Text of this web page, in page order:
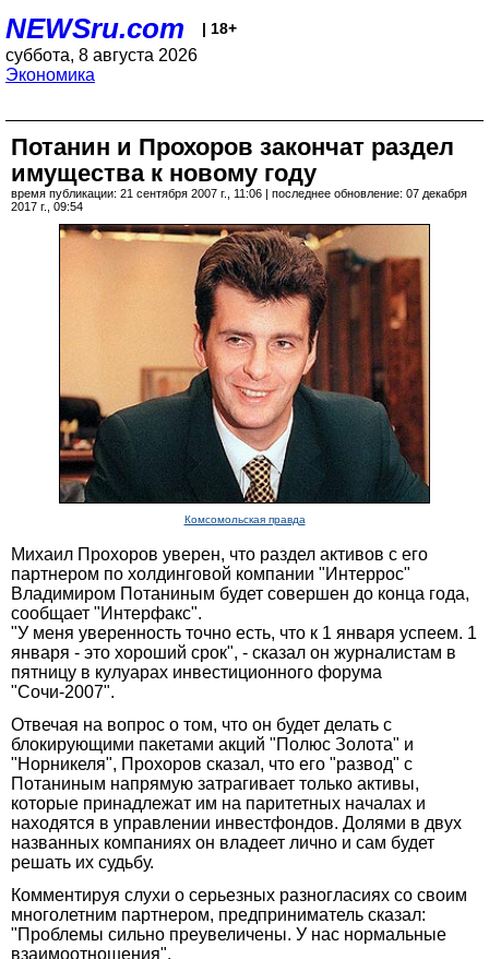
NEWSru.com | 18+
суббота, 8 августа 2026
Экономика
Потанин и Прохоров закончат раздел
имущества к новому году
время публикации: 21 сентября 2007 г., 11:06 | последнее обновление: 07 декабря
2017 г., 09:54
Комсомольская правда
Михаил Прохоров уверен, что раздел активов с его
партнером по холдинговой компании "Интеррос"
Владимиром Потаниным будет совершен до конца года,
сообщает "Интерфакс".
"У меня уверенность точно есть, что к 1 января успеем. 1
января - это хороший срок", - сказал он журналистам в
пятницу в кулуарах инвестиционного форума
"Сочи-2007".
Отвечая на вопрос о том, что он будет делать с
блокирующими пакетами акций "Полюс Золота" и
"Норникеля", Прохоров сказал, что его "развод" с
Потаниным напрямую затрагивает только активы,
которые принадлежат им на паритетных началах и
находятся в управлении инвестфондов. Долями в двух
названных компаниях он владеет лично и сам будет
решать их судьбу.
Комментируя слухи о серьезных разногласиях со своим
многолетним партнером, предприниматель сказал:
"Проблемы сильно преувеличены. У нас нормальные
взаимоотношения".